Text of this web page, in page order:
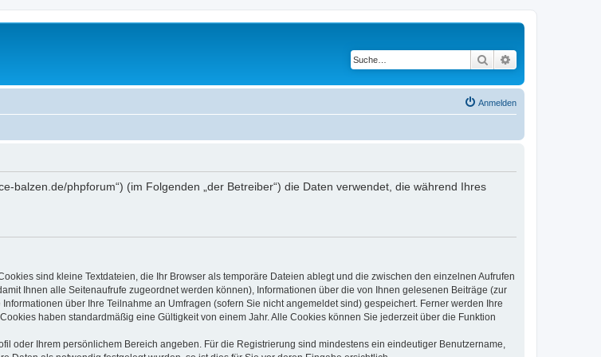
Suche
Anmelden
balzen.de/phpforum“) (im Folgenden „der Betreiber“) die Daten verwendet, die während Ihres
sind kleine Textdateien, die Ihr Browser als temporäre Dateien ablegt und die zwischen den einzelnen Aufrufen
Ihnen alle Seitenaufrufe zugeordnet werden können), Informationen über die von Ihnen gelesenen Beiträge (zur
über Ihre Teilnahme an Umfragen (sofern Sie nicht angemeldet sind) gespeichert. Ferner werden Ihre
haben standardmäßig eine Gültigkeit von einem Jahr. Alle Cookies können Sie jederzeit über die Funktion
oder Ihrem persönlichem Bereich angeben. Für die Registrierung sind mindestens ein eindeutiger Benutzername,